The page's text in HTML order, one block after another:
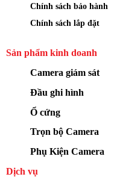
Chính sách bảo hành
Chính sách lắp đặt
Sản phẩm kinh doanh
Camera giám sát
Đầu ghi hình
Ổ cứng
Trọn bộ Camera
Phụ Kiện Camera
Dịch vụ